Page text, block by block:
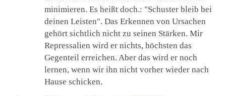
minimieren. Es heißt doch.: "Schuster bleib bei
deinen Leisten". Das Erkennen von Ursachen
gehört sichtlich nicht zu seinen Stärken. Mir
Repressalien wird er nichts, höchsten das
Gegenteil erreichen. Aber das wird er noch
lernen, wenn wir ihn nicht vorher wieder nach
Hause schicken.